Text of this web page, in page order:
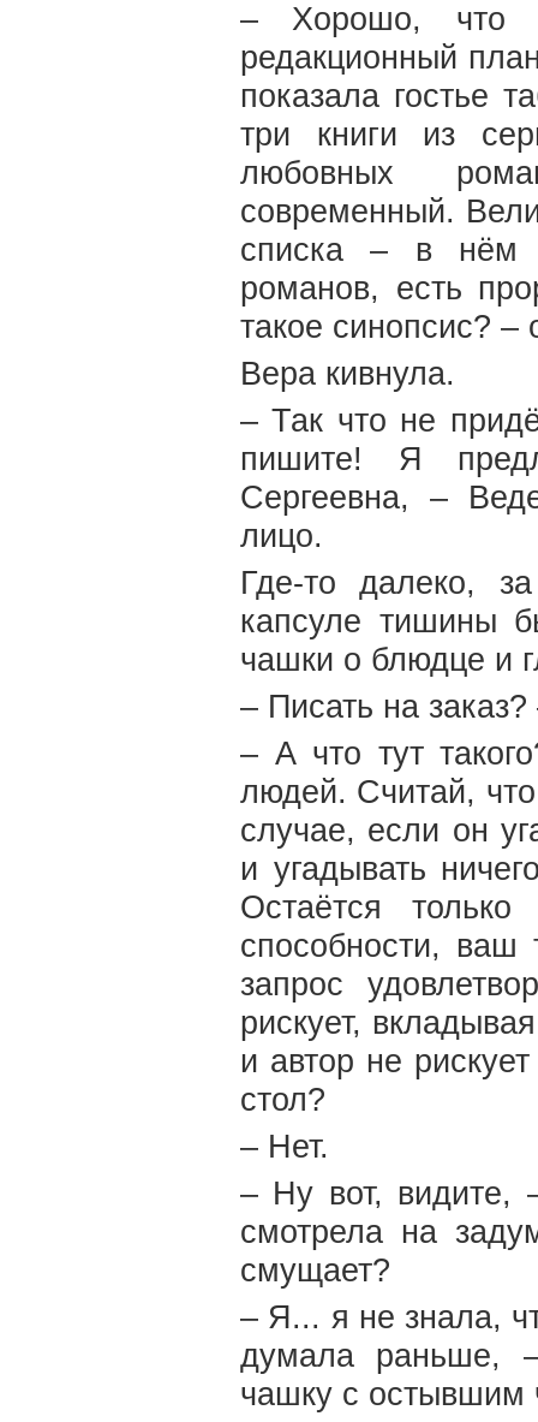
– Хорошо, что
редакционный
показала гостье
три книги из
любовных
современный.
списка – в нём
романов, есть
такое синопсис?
Вера кивнула.
– Так что не
пишите! Я
Сергеевна, –
лицо.
Где-то далеко,
капсуле тишины
чашки о блюдце и
– Писать на
– А что тут
людей. Считай,
случае, если он
и угадывать
Остаётся
способности, ваш
запрос
рискует,
и автор не
стол?
– Нет.
– Ну вот, видите,
смотрела на
смущает?
– Я... я не знала,
думала раньше,
чашку с остывшим